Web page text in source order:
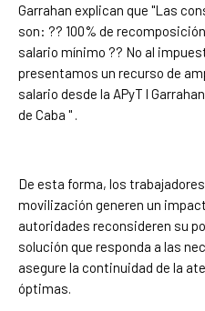
Garrahan explican que "Las
son: ?? 100% de
salario mínimo ?? No al
presentamos un recurso de
salario desde la APyT l
de Caba " .
De esta forma, los
movilización generen un
autoridades reconsideren su
solución que responda a las
asegure la continuidad de la
óptimas.